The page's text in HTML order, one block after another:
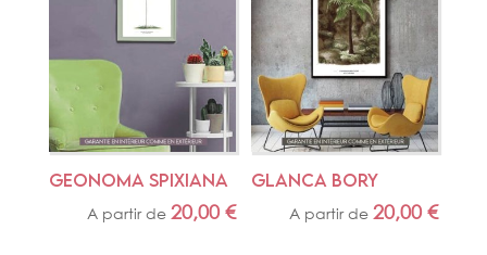
GEONOMA SPIXIANA
A partir de 20,00 €
GLANCA BORY
A partir de20,00€